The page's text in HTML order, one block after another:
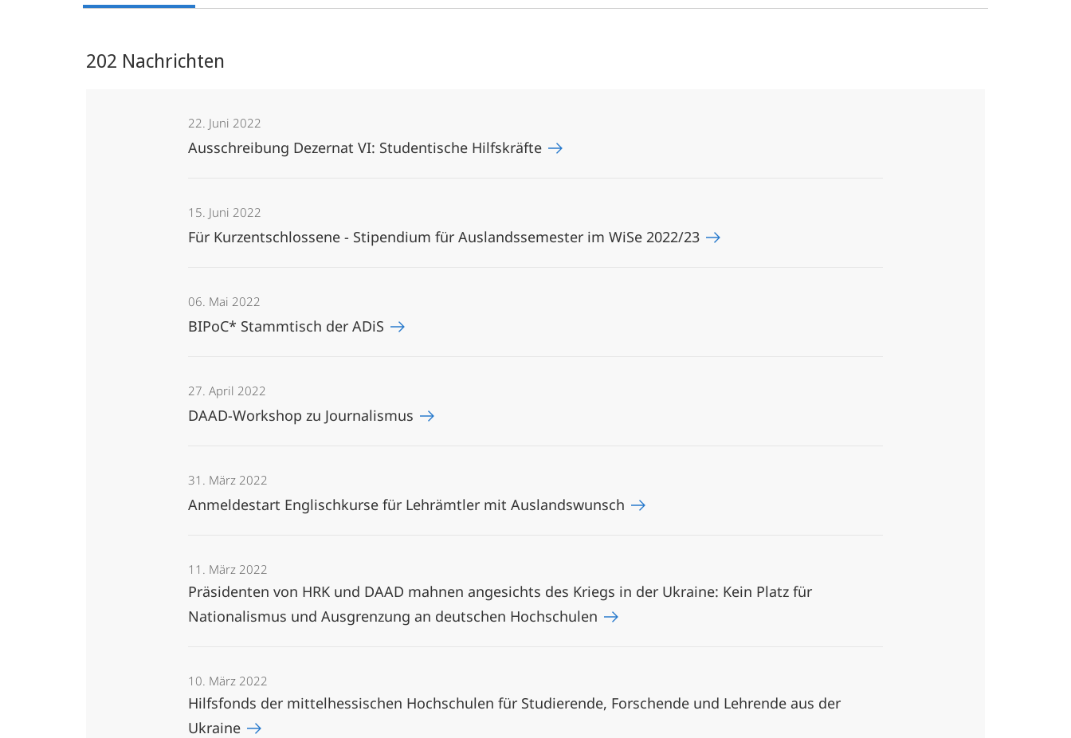
202 Nachrichten
22. Juni 2022
Ausschreibung Dezernat VI: Studentische Hilfskräfte
15. Juni 2022
Für Kurzentschlossene - Stipendium für Auslandssemester im WiSe 2022/23
06. Mai 2022
BIPoC* Stammtisch der ADiS
27. April 2022
DAAD-Workshop zu Journalismus
31. März 2022
Anmeldestart Englischkurse für Lehrämtler mit Auslandswunsch
11. März 2022
Präsidenten von HRK und DAAD mahnen angesichts des Kriegs in der Ukraine: Kein Platz für
Nationalismus und Ausgrenzung an deutschen Hochschulen
10. März 2022
Hilfsfonds der mittelhessischen Hochschulen für Studierende, Forschende und Lehrende aus der
Ukraine